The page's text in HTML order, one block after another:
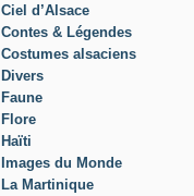
Ciel d’Alsace
Contes & Légendes
Costumes alsaciens
Divers
Faune
Flore
Haïti
Images du Monde
La Martinique